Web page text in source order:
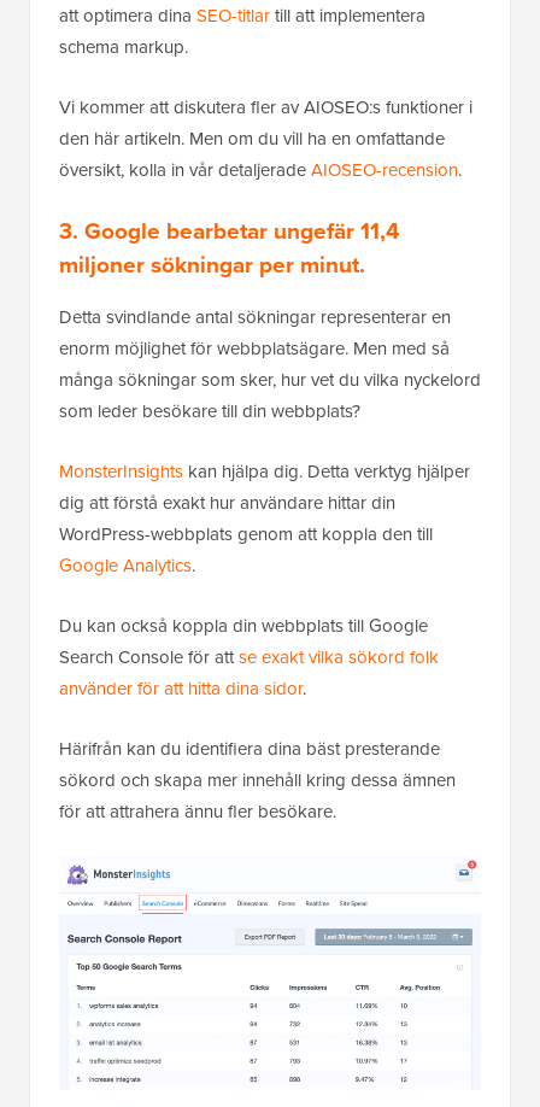
att optimera dina SEO-titlartill att implementera
schema markup.
Vi kommer att diskutera fler av AIOSEO:s funktioner i
den här artikeln. Men om du vill ha en omfattande
översikt, kolla in vår detaljeradeAIOSEO-recension.
3. Google bearbetar ungefär11,4
miljoner sökningar per minut.
Detta svindlande antal sökningar representerar en
enorm möjlighet för webbplatsägare. Men med så
många sökningar som sker, hur vet du vilka nyckelord
som leder besökare till din webbplats?
MonsterInsights kan hjälpa dig. Detta verktyg hjälper
dig att förstå exakt hur användare hittar din
WordPress-webbplats genom att koppla den till
Google Analytics.
Du kan också koppla din webbplats till Google
Search Console för attse exakt vilka sökord folk
använder för att hitta dina sidor.
Härifrån kan du identifiera dina bäst presterande
sökord och skapa mer innehåll kring dessa ämnen
för att attrahera ännu fler besökare.